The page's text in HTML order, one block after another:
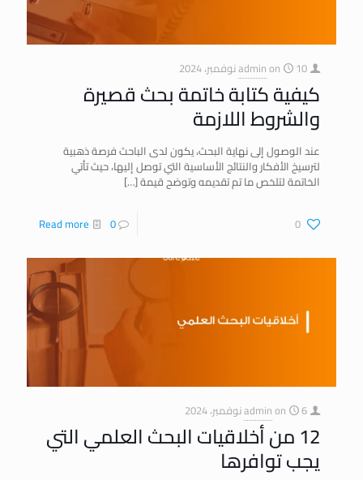
adminon 10 نوفمبر، 2024
كيفية كتابة خاتمة بحث قصيرة
والشروط اللازمة
عند الوصول إلى نهاية البحث، يكون لدى الباحث فرصة ذهبية
لترسيخ الأفكار والنتائج الأساسية التي توصل إليها، حيث تأتي
الخاتمة لتلخص ما تم تقديمه وتوضح قيمة[…]
0
0
Read more
adminon 6 نوفمبر، 2024
12 من أخلاقيات البحث العلمي التي
يجب توافرها